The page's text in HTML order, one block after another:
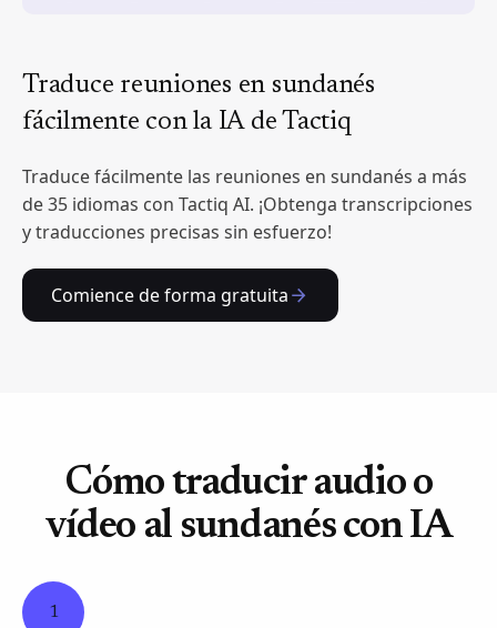
Traduce reuniones en sundanés
fácilmente con la IA de Tactiq
Traduce fácilmente las reuniones en sundanés a más
de 35 idiomas con Tactiq AI. ¡Obtenga transcripciones
y traducciones precisas sin esfuerzo!
Comience de forma gratuita
Cómo traducir audio o
vídeo al sundanés con IA
1